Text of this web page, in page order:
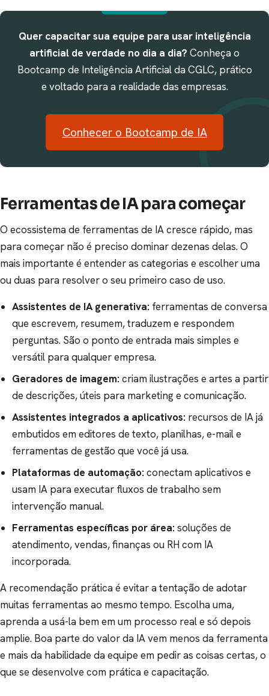
Quer capacitar sua equipe para usar inteligência
artificial de verdade no dia a dia? Conheça o
Bootcamp de Inteligência Artificial da CGLC, prático
e voltado para a realidade das empresas.
Conhecer o Bootcamp de IA
Ferramentas de IA para começar
O ecossistema de ferramentas de IA cresce rápido, mas
para começar não é preciso dominar dezenas delas. O
mais importante é entender as categorias e escolher uma
ou duas para resolver o seu primeiro caso de uso.
Assistentes de IA generativa: ferramentas de conversa
que escrevem, resumem, traduzem e respondem
perguntas. São o ponto de entrada mais simples e
versátil para qualquer empresa.
Geradores de imagem:criam ilustrações e artes a partir
de descrições, úteis para marketing e comunicação.
Assistentes integrados a aplicativos: recursos de IA já
embutidos em editores de texto, planilhas, e-mail e
ferramentas de gestão que você já usa.
Plataformas de automação:conectam aplicativos e
usam IA para executar fluxos de trabalho sem
intervenção manual.
Ferramentas específicas por área:soluções de
atendimento, vendas, finanças ou RH com IA
incorporada.
A recomendação prática é evitar a tentação de adotar
muitas ferramentas ao mesmo tempo. Escolha uma,
aprenda a usá-la bem em um processo real e só depois
amplie. Boa parte do valor da IA vem menos da ferramenta
e mais da habilidade da equipe em pedir as coisas certas, o
que se desenvolve com prática e capacitação.